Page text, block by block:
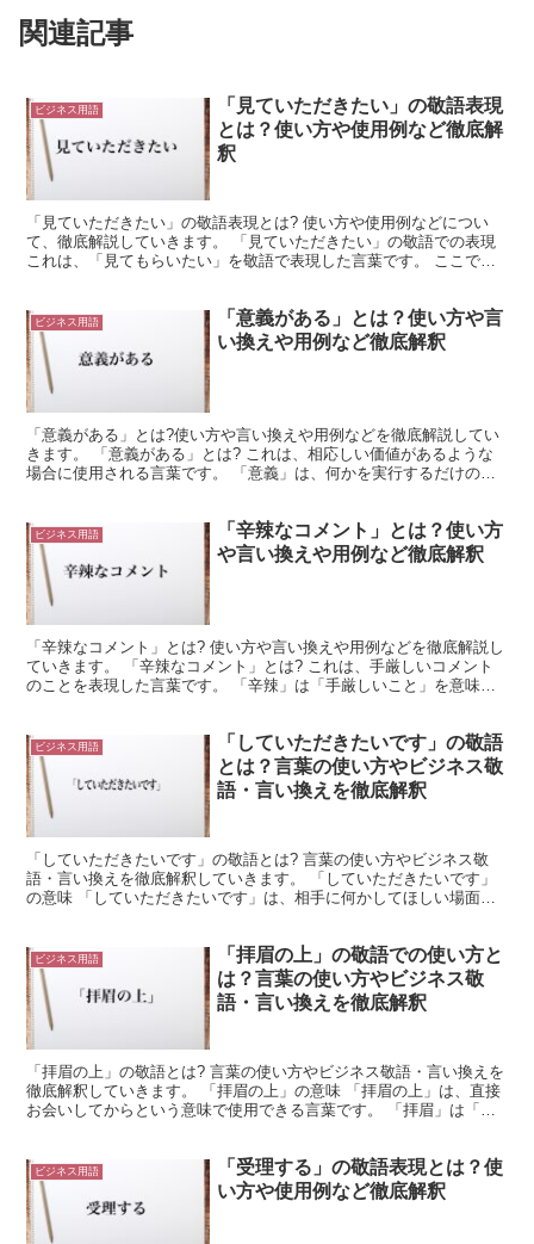
関連記事
ビジネス用語
「見ていただきたい」の敬語表現
とは？使い方や使用例など徹底解
釈
「見ていただきたい」の敬語表現とは? 使い方や使用例などについ
て、徹底解説していきます。 「見ていただきたい」の敬語での表現
これは、「見てもらいたい」を敬語で表現した言葉です。 ここで
ビジネス用語
「意義がある」とは？使い方や言
い換えや用例など徹底解釈
「意義がある」とは?使い方や言い換えや用例などを徹底解説してい
きます。 「意義がある」とは? これは、相応しい価値があるような
場合に使用される言葉です。 「意義」は、何かを実行するだけの意
ビジネス用語
「辛辣なコメント」とは？使い方
や言い換えや用例など徹底解釈
「辛辣なコメント」とは? 使い方や言い換えや用例などを徹底解説し
ていきます。 「辛辣なコメント」とは? これは、手厳しいコメント
のことを表現した言葉です。 「辛辣」は「手厳しいこと」を意味し
ビジネス用語
「していただきたいです」の敬語
とは？言葉の使い方やビジネス敬
語・言い換えを徹底解釈
「していただきたいです」の敬語とは? 言葉の使い方やビジネス敬
語・言い換えを徹底解釈していきます。 「していただきたいです」
の意味 「していただきたいです」は、相手に何かしてほしい場面で
ビジネス用語
「拝眉の上」の敬語での使い方と
は？言葉の使い方やビジネス敬
語・言い換えを徹底解釈
「拝眉の上」の敬語とは? 言葉の使い方やビジネス敬語・言い換えを
徹底解釈していきます。 「拝眉の上」の意味 「拝眉の上」は、直接
お会いしてからという意味で使用できる言葉です。 「拝眉」は「は
ビジネス用語
「受理する」の敬語表現とは？使
い方や使用例など徹底解釈